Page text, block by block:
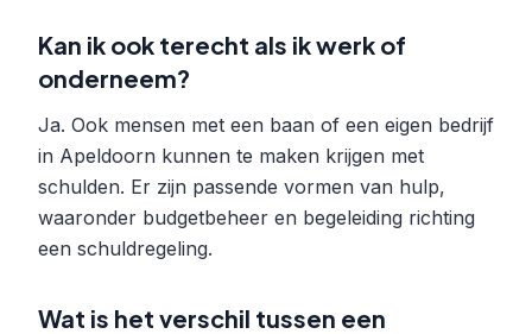
Kan ik ook terecht als ik werk of
onderneem?
Ja. Ook mensen met een baan of een eigen bedrijf
in Apeldoorn kunnen te maken krijgen met
schulden. Er zijn passende vormen van hulp,
waaronder budgetbeheer en begeleiding richting
een schuldregeling.
Wat is het verschil tussen een